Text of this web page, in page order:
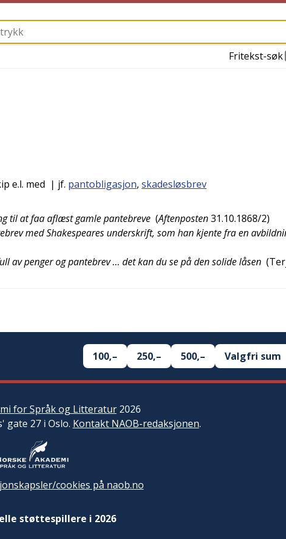
Fritekst-søk
e.l. med | jf. pantobligasjon, skadesløsbrev
til at faa aflæst gamle pantebreve (Aftenposten31.10.1868/2)
med Shakespeares underskrift, som han kjente fra en
av penger og pantebrev … det kan du se på den solide låsen (
100,– 250,– 500,– Valgfri sum
for Språk og Litteratur2026
gate 27 i Oslo. Kontakt NAOB-redaksjonen.
cookies på naob.no
støttespillere i 2026